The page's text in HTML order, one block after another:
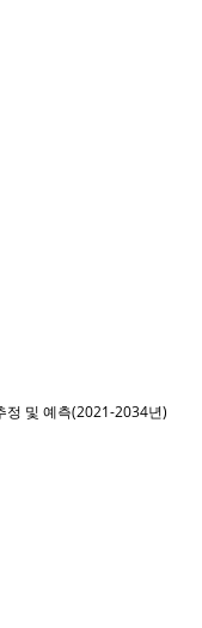
정 및 예측(2021-2034년)